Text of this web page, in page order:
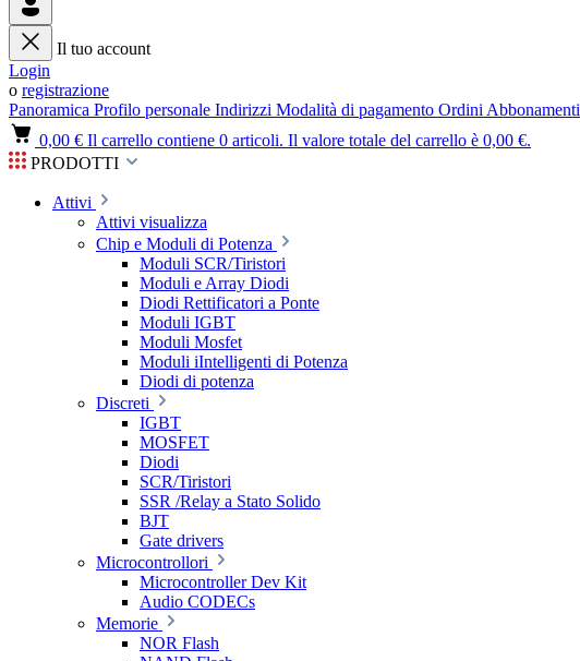
Il tuo account
Login
o registrazione
Panoramica Profilo personale Indirizzi Modalità di pagamento Ordini Abbonamenti
0,00 € Il carrello contiene 0 articoli. Il valore totale del carrello è 0,00 €.
PRODOTTI
Attivi
Attivi visualizza
Chip e Moduli di Potenza
Moduli SCR/Tiristori
Moduli e Array Diodi
Diodi Rettificatori a Ponte
Moduli IGBT
Moduli Mosfet
Moduli iIntelligenti di Potenza
Diodi di potenza
Discreti
IGBT
MOSFET
Diodi
SCR/Tiristori
SSR /Relay a Stato Solido
BJT
Gate drivers
Microcontrollori
Microcontroller Dev Kit
Audio CODECs
Memorie
NOR Flash